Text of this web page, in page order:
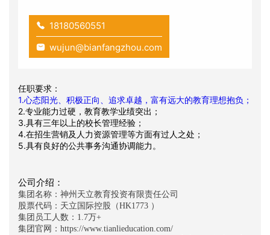
18180560551
wujun@bianfangzhou.com
任职要求：
1.心态阳光、积极正向、追求卓越，富有远大的教育理想抱负；
2.专业能力过硬，教育教学业绩突出；
3.具有三年以上的校长管理经验；
4.在招生营销及人力资源管理等方面有过人之处；
5.具有良好的公共事务沟通协调能力。
公司介绍：
集团名称：神州天立教育投资有限责任公司
股票代码：天立国际控股（HK1773 ）
集团员工人数：1.7万+
集团官网：https://www.tianlieducation.com/